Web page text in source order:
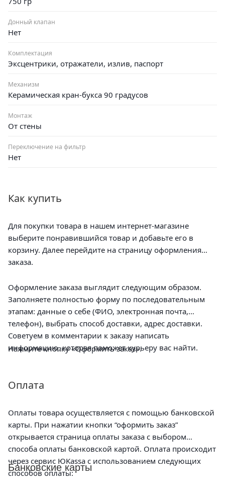
Донный клапан
Нет
Комплектация
Эксцентрики, отражатели, излив, паспорт
Механизм
Керамическая кран-букса 90 градусов
Монтаж
От стены
Переключение на фильтр
Нет
Как купить
Для покупки товара в нашем интернет-магазине
выберите понравившийся товар и добавьте его в
корзину. Далее перейдите на страницу оформления
заказа.
Оформление заказа выглядит следующим образом.
Заполняете полностью форму по последовательным
этапам: данные о себе (ФИО, электронная почта,
телефон), выбрать способ доставки, адрес доставки.
Советуем в комментарии к заказу написать
информацию, которая поможет курьеру вас найти.
Нажмите кнопку «Оформить заказ».
Оплата
Оплаты товара осуществляется с помощью банковской
карты. При нажатии кнопки “оформить заказ”
открывается страница оплаты заказа с выбором
способа оплаты банковской картой. Оплата происходит
через сервис ЮKassa с использованием следующих
способов оплаты:
Банковские карты